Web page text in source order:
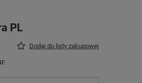
PL
Dodaj do listy zakupowej